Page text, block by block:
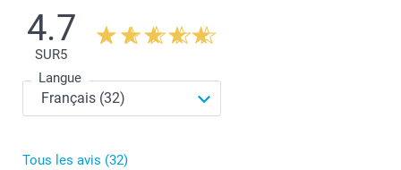
4.7
SUR5
Langue
Tous les avis (32)